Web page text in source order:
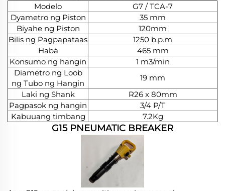
Modelo
G7 / TCA-7
Dyametro ng Piston
35 mm
Biyahe ng Piston
120mm
Bilis ng Pagpapataas
1250 b.p.m
Habà
465 mm
Konsumo ng hangin
1 m3/min
Diametro ng Loob
ng Tubo ng Hangin
19 mm
Laki ng Shank
R26 x 80mm
Pagpasok ng hangin
3/4 P/T
Kabuuang timbang
7.2Kg
G15 PNEUMATIC BREAKER